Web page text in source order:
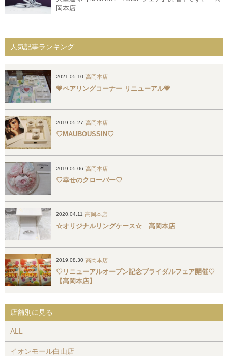
岡本店
人気記事ランキング
2021.05.10 高岡本店
💗ペアリングコーナー リニューアル💗
2019.05.27 高岡本店
♡MAUBOUSSIN♡
2019.05.06 高岡本店
♡幸せのクローバー♡
2020.04.11 高岡本店
☆オリジナルリングケース☆ 高岡本店
2019.08.30 高岡本店
♡リニューアルオープン記念ブライダルフェア開催♡
【高岡本店】
店舗別に見る
ALL
イオンモール白山店